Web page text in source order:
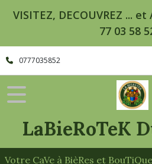
VISITEZ, DECOUVREZ ...
77 03 58
0777035852
LaBieRoTeK
Fermer
FILTRES
Tous
les
produits
Canette
Alu
33cl
-